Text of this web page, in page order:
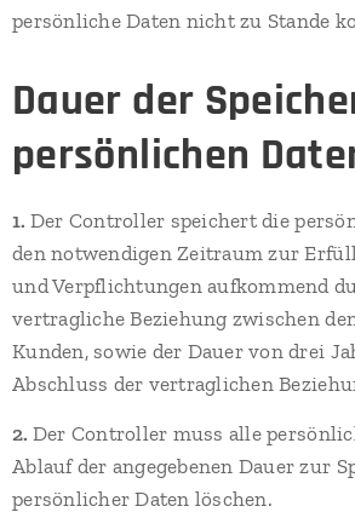
persönliche Daten nicht zu Stande
Dauer der
persönlichen
1. Der Controller speichert die
den notwendigen Zeitraum zur
und Verpflichtungen aufkommend
vertragliche Beziehung zwischen
Kunden, sowie der Dauer von drei
Abschluss der vertraglichen
2. Der Controller muss alle
Ablauf der angegebenen Dauer zur
persönlicher Daten löschen.